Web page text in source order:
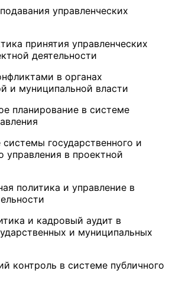
управленческих
принятия управленческих
деятельности
в органах
и муниципальной власти
планирование в системе
государственного и
управления в проектной
политика и управление в
и кадровый аудит в
и муниципальных
контроль в системе публичного